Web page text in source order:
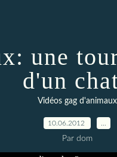
une
d'un
Vidéos gag d'animaux
10.06.2012
Par dom